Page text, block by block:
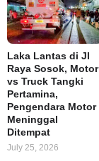
Laka Lantas di Jl
Raya Sosok, Motor
vs Truck Tangki
Pertamina,
Pengendara Motor
Meninggal
Ditempat
July 25, 2026